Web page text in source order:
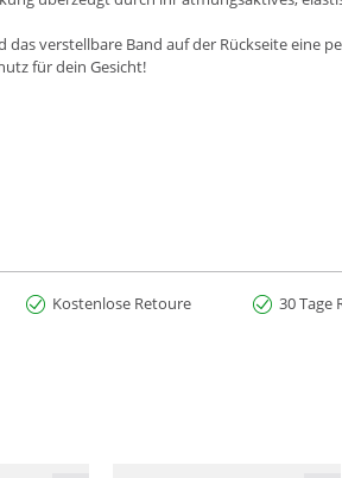
verstellbare Band auf der Rückseite eine
für dein Gesicht!
Kostenlose Retoure 30 Tage